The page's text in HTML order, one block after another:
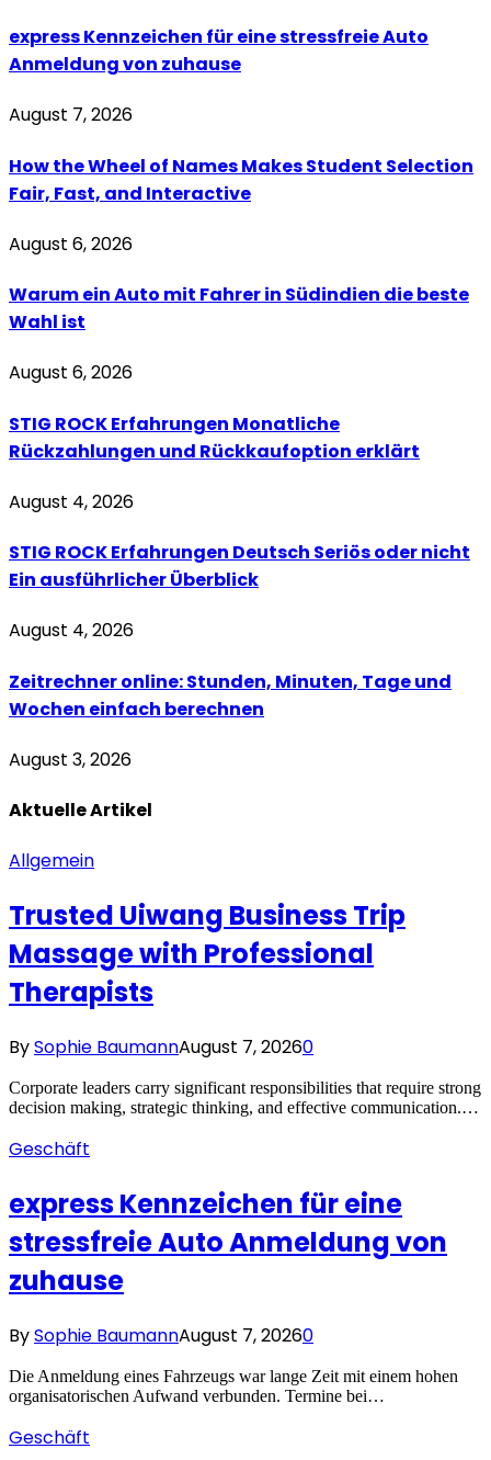
express Kennzeichen für eine stressfreie Auto
Anmeldung von zuhause
August 7, 2026
How the Wheel of Names Makes Student Selection
Fair, Fast, and Interactive
August 6, 2026
Warum ein Auto mit Fahrer in Südindien die beste
Wahl ist
August 6, 2026
STIG ROCK Erfahrungen Monatliche
Rückzahlungen und Rückkaufoption erklärt
August 4, 2026
STIG ROCK Erfahrungen Deutsch Seriös oder nicht
Ein ausführlicher Überblick
August 4, 2026
Zeitrechner online: Stunden, Minuten, Tage und
Wochen einfach berechnen
August 3, 2026
AktuelleArtikel
Allgemein
Trusted Uiwang Business Trip
Massage with Professional
Therapists
BySophie BaumannAugust 7, 20260
Corporate leaders carry significant responsibilities that require strong
decision making, strategic thinking, and effective communication.…
Geschäft
express Kennzeichen für eine
stressfreie Auto Anmeldung von
zuhause
BySophie BaumannAugust 7, 20260
Die Anmeldung eines Fahrzeugs war lange Zeit mit einem hohen
organisatorischen Aufwand verbunden. Termine bei…
Geschäft